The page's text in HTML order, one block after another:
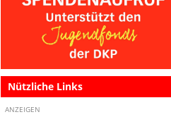
Nützliche Links
ANZEIGEN